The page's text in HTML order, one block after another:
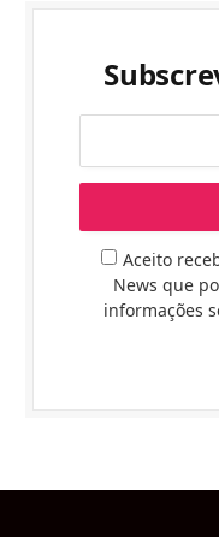
Aceito
News que
informações